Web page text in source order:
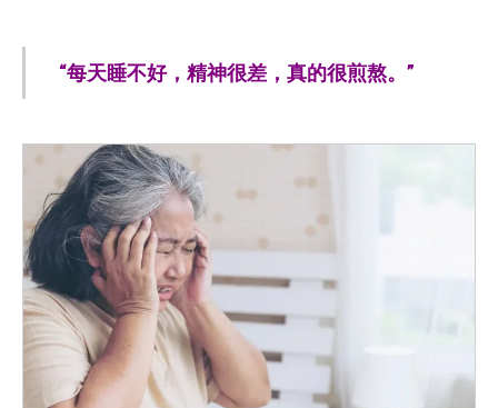
“每天睡不好，精神很差，真的很煎熬。”